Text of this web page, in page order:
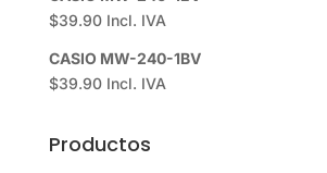
$39.90 Incl. IVA
CASIO MW-240-1BV
$39.90 Incl. IVA
Productos